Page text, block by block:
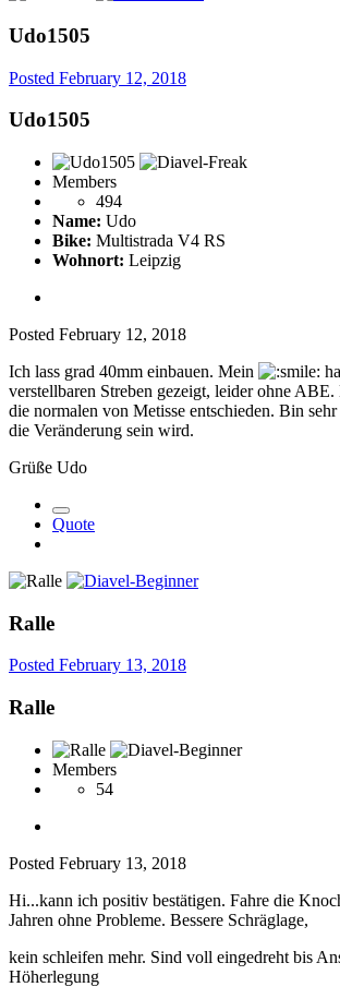
Udo1505
Posted February 12, 2018
Udo1505
Members
494
Name: Udo
Bike: Multistrada V4 RS
Wohnort: Leipzig
Posted February 12, 2018
Ich lass grad 40mm einbauen. Mein
verstellbaren Streben gezeigt, leider ohne
die normalen von Metisse entschieden. Bin
die Veränderung sein wird.
Grüße Udo
Quote
Ralle
Posted February 13, 2018
Ralle
Members
54
Posted February 13, 2018
Hi...kann ich positiv bestätigen. Fahre die
Jahren ohne Probleme. Bessere Schräglage,
kein schleifen mehr. Sind voll eingedreht bis
Höherlegung